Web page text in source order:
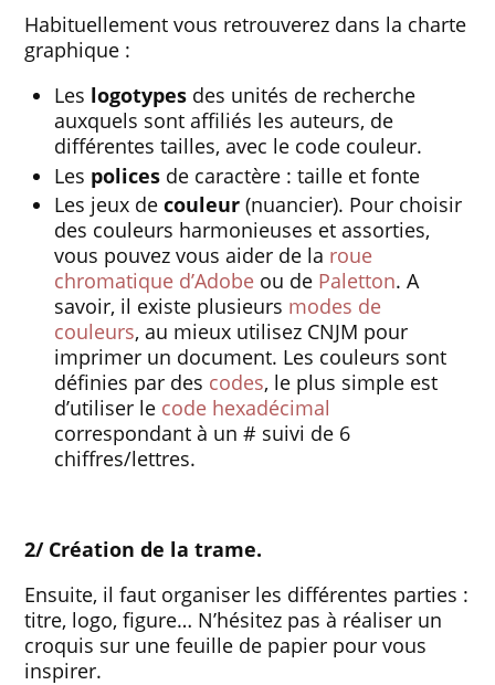
Habituellement vous retrouverez dans la charte
graphique :
Les logotypes des unités de recherche
auxquels sont affiliés les auteurs, de
différentes tailles, avec le code couleur.
Les polices de caractère : taille et fonte
Les jeux decouleur (nuancier). Pour choisir
des couleurs harmonieuses et assorties,
vous pouvez vous aider de la roue
chromatique d’Adobe ou de Paletton. A
savoir, il existe plusieurs modes de
couleurs, au mieux utilisez CNJM pour
imprimer un document. Les couleurs sont
définies par des codes, le plus simple est
d’utiliser le code hexadécimal
correspondant à un # suivi de 6
chiffres/lettres.
2/ Création de la trame.
Ensuite, il faut organiser les différentes parties :
titre, logo, figure… N’hésitez pas à réaliser un
croquis sur une feuille de papier pour vous
inspirer.